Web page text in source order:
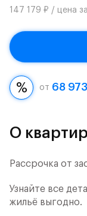
147 179 ₽ / цена
от 68
О
Рассрочка от
Узнайте все
жильё выгодно.